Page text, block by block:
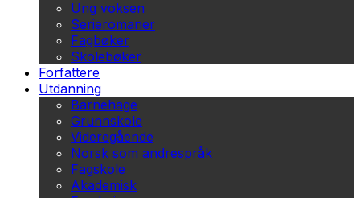
Ung voksen
Serieromaner
Fagbøker
Skolebøker
Forfattere
Utdanning
Barnehage
Grunnskole
Videregående
Norsk som andrespråk
Fagskole
Akademisk